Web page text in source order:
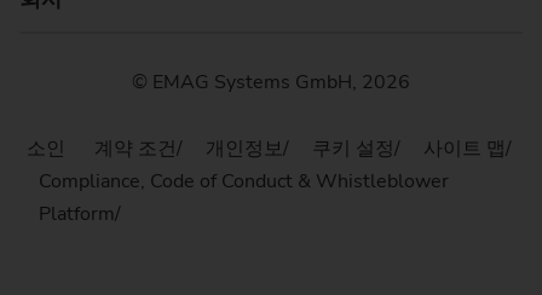
© EMAG Systems GmbH, 2026
소인 계약 조건 개인정보 쿠키 설정
사이트 맵
Compliance, Code of Conduct & Whistleblower
Platform